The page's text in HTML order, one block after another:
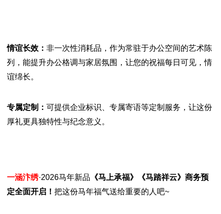
情谊长效： 非一次性消耗品，作为常驻于办公空间的艺术陈
列，能提升办公格调与家居氛围，让您的祝福每日可见，情
谊绵长。
专属定制： 可提供企业标识、专属寄语等定制服务，让这份
厚礼更具独特性与纪念意义。
一涵汴绣·2026马年新品 《马上承福》《马踏祥云》商务预
定全面开启！ 把这份马年福气送给重要的人吧~